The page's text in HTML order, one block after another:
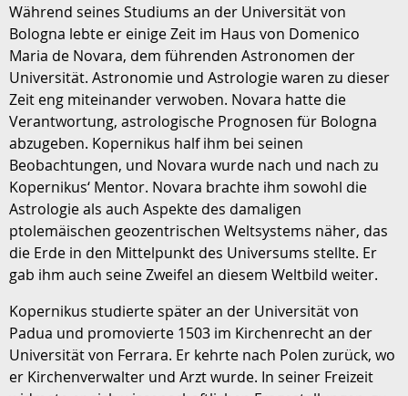
Während seines Studiums an der Universität von
Bologna lebte er einige Zeit im Haus von Domenico
Maria de Novara, dem führenden Astronomen der
Universität. Astronomie und Astrologie waren zu dieser
Zeit eng miteinander verwoben. Novara hatte die
Verantwortung, astrologische Prognosen für Bologna
abzugeben. Kopernikus half ihm bei seinen
Beobachtungen, und Novara wurde nach und nach zu
Kopernikus‘ Mentor. Novara brachte ihm sowohl die
Astrologie als auch Aspekte des damaligen
ptolemäischen geozentrischen Weltsystems näher, das
die Erde in den Mittelpunkt des Universums stellte. Er
gab ihm auch seine Zweifel an diesem Weltbild weiter.
Kopernikus studierte später an der Universität von
Padua und promovierte 1503 im Kirchenrecht an der
Universität von Ferrara. Er kehrte nach Polen zurück, wo
er Kirchenverwalter und Arzt wurde. In seiner Freizeit